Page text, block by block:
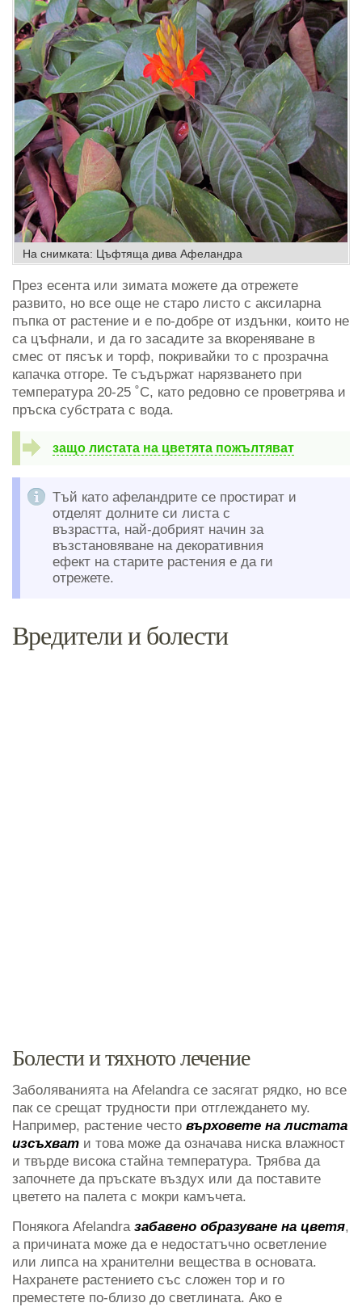
На снимката: Цъфтяща дива Афеландра
През есента или зимата можете да отрежете
развито, но все още не старо листо с аксиларна
пъпка от растение и е по-добре от издънки, които не
са цъфнали, и да го засадите за вкореняване в
смес от пясък и торф, покривайки то с прозрачна
капачка отгоре. Те съдържат нарязването при
температура 20-25 ˚C, като редовно се проветрява и
пръска субстрата с вода.
защо листата на цветята пожълтяват
Тъй като афеландрите се простират и
отделят долните си листа с
възрастта, най-добрият начин за
възстановяване на декоративния
ефект на старите растения е да ги
отрежете.
Вредители и болести
Болести и тяхното лечение
Заболяванията на Afelandra се засягат рядко, но все
пак се срещат трудности при отглеждането му.
Например, растение често върховете на листата
изсъхват и това може да означава ниска влажност
и твърде висока стайна температура. Трябва да
започнете да пръскате въздух или да поставите
цветето на палета с мокри камъчета.
Понякога Afelandra забавено образуване на цветя,
а причината може да е недостатъчно осветление
или липса на хранителни вещества в основата.
Нахранете растението със сложен тор и го
преместете по-близо до светлината. Ако е